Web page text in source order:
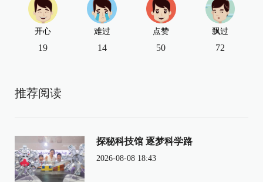
开心
19
难过
14
点赞
50
飘过
72
推荐阅读
探秘科技馆 逐梦科学路
2026-08-08 18:43